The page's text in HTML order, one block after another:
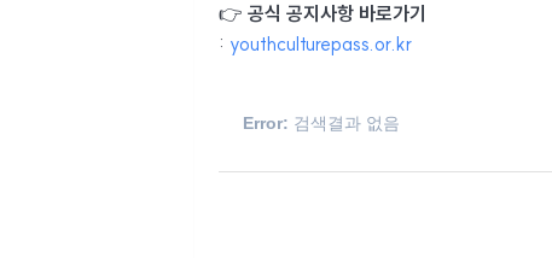
👉 공식 공지사항 바로가기
: youthculturepass.or.kr
Error: 검색결과 없음